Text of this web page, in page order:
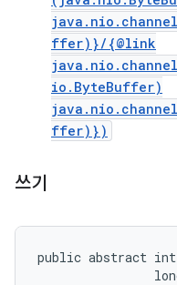
ffer)}/{@link
io.ByteBuffer)
ffer)})
쓰기
public abstract